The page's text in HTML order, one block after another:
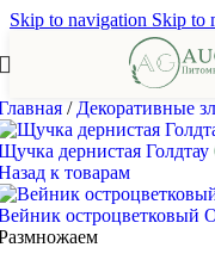
Skip to navigation Skip to
/ Декоративные
дернистая Голдтау
к товарам
остроцветковый